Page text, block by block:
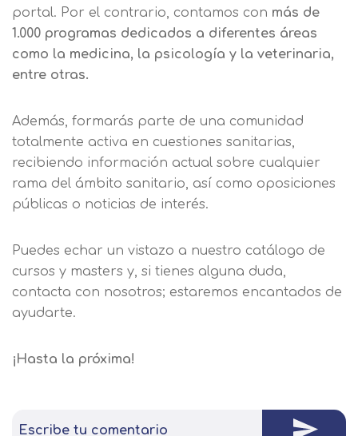
portal. Por el contrario, contamos con más de
1.000 programas dedicados a diferentes áreas
como la medicina, la psicología y la veterinaria,
entre otras.
Además, formarás parte de una comunidad
totalmente activa en cuestiones sanitarias,
recibiendo información actual sobre cualquier
rama del ámbito sanitario, así como oposiciones
públicas o noticias de interés.
Puedes echar un vistazo a nuestro catálogo de
cursos y masters y, si tienes alguna duda,
contacta con nosotros; estaremos encantados de
ayudarte.
¡Hasta la próxima!
Escribe tu comentario